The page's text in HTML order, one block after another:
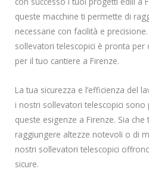
queste macchine ti permette di
necessarie con facilità e
sollevatori telescopici è pronta
per il tuo cantiere a Firenze.
La tua sicurezza e l’efficienza del
i nostri sollevatori telescopici
queste esigenze a Firenze. Sia
raggiungere altezze notevoli o di
nostri sollevatori telescopici
sicure.